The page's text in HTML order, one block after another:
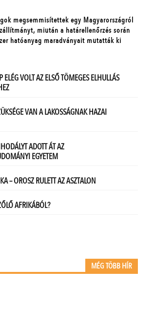
MÉG TÖBB HÍR